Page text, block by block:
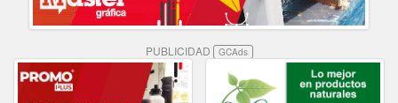
PUBLICIDAD GCAds